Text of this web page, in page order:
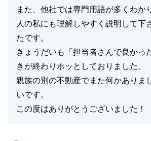
また、他社では専門用語が多くわか
人の私にも理解しやすく説明して下
たです。
きょうだいも「担当者さんで良かっ
きが終わりホッとしておりました。
親族の別の不動産でまた何かありま
いです。
この度はありがとうございました！